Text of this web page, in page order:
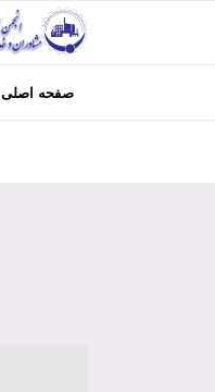
صفحه اصلی